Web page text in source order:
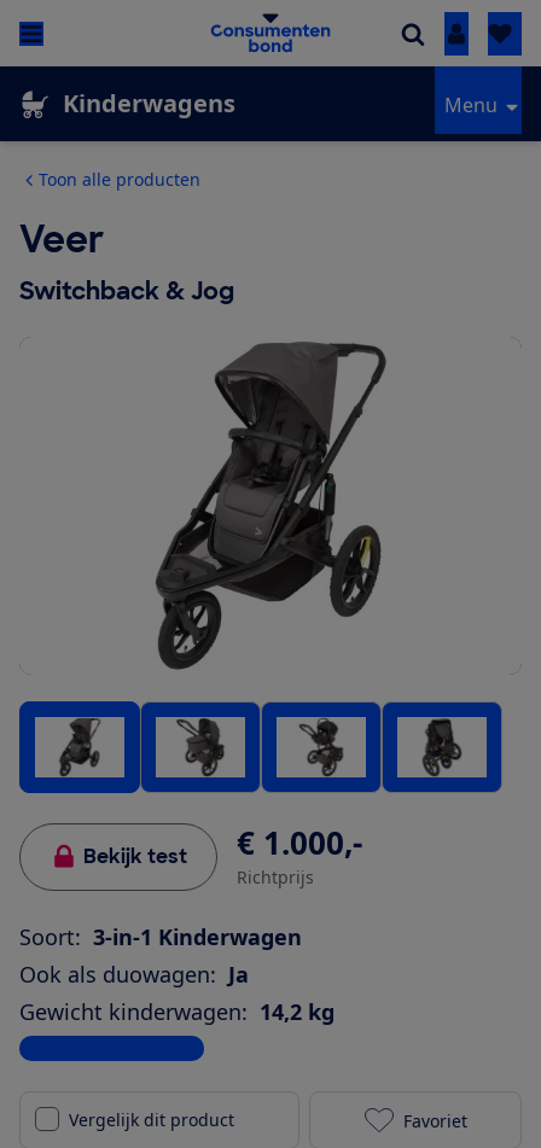
Inloggen
Kinderwagens Menu
Toon alle producten
Veer
Switchback & Jog
Bekijk test € 1.000,-
Richtprijs
Soort: 3-in-1 Kinderwagen
Ook als duowagen: Ja
Gewicht kinderwagen: 14,2 kg
Bekijk alle specificaties
Vergelijk dit product Veer
Favoriet